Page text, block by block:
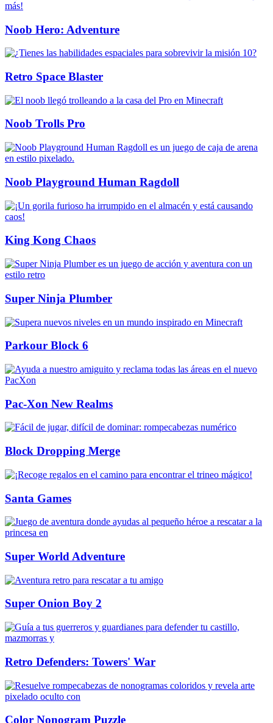
Noob Hero: Adventure
Retro Space Blaster
Noob Trolls Pro
Noob Playground Human Ragdoll
King Kong Chaos
Super Ninja Plumber
Parkour Block 6
Pac-Xon New Realms
Block Dropping Merge
Santa Games
Super World Adventure
Super Onion Boy 2
Retro Defenders: Towers' War
Color Nonogram Puzzle